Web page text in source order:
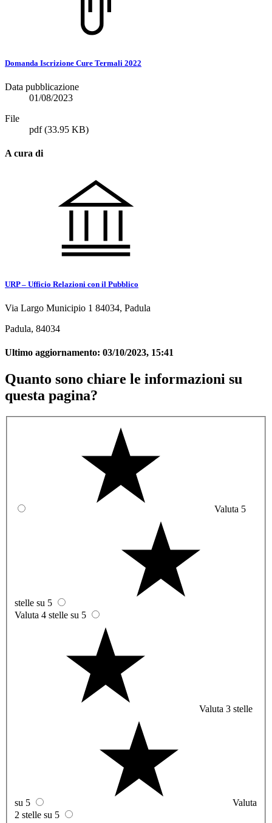
Domanda Iscrizione Cure Termali 2022
Data pubblicazione
01/08/2023
File
pdf(33.95 KB)
A cura di
URP – Ufficio Relazioni con il Pubblico
Via Largo Municipio 1 84034, Padula
Padula, 84034
Ultimo aggiornamento: 03/10/2023, 15:41
Quanto sono chiare le informazioni su
questa pagina?
Valuta 5
stelle su 5
Valuta 4 stelle su 5
Valuta 3 stelle
su 5
Valuta
2 stelle su 5